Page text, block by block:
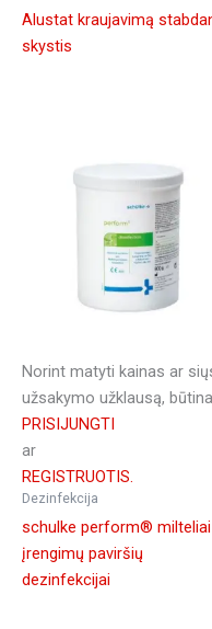
Alustat kraujavimą
skystis
Norint matyti kainas ar
užsakymo užklausą, būtina
PRISIJUNGTI
ar
REGISTRUOTIS.
Dezinfekcija
schulke perform® milteliai
įrengimų paviršių
dezinfekcijai